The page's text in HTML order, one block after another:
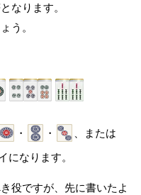
なります。
う。
・ ・
、または
になります。
役ですが、先に書いたよ